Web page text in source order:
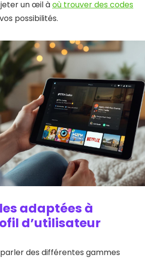
un œil àoù trouver des codes
possibilités.
adaptées à
d’utilisateur
des différentes gammes